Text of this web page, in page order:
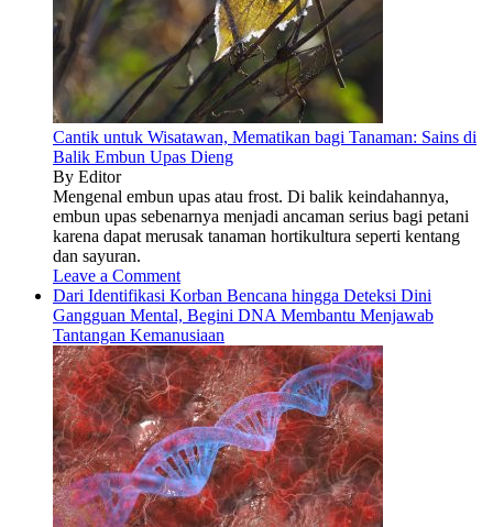
Cantik untuk Wisatawan, Mematikan bagi Tanaman: Sains di
Balik Embun Upas Dieng
By Editor
Mengenal embun upas atau frost. Di balik keindahannya,
embun upas sebenarnya menjadi ancaman serius bagi petani
karena dapat merusak tanaman hortikultura seperti kentang
dan sayuran.
Leave a Comment
Dari Identifikasi Korban Bencana hingga Deteksi Dini
Gangguan Mental, Begini DNA Membantu Menjawab
Tantangan Kemanusiaan